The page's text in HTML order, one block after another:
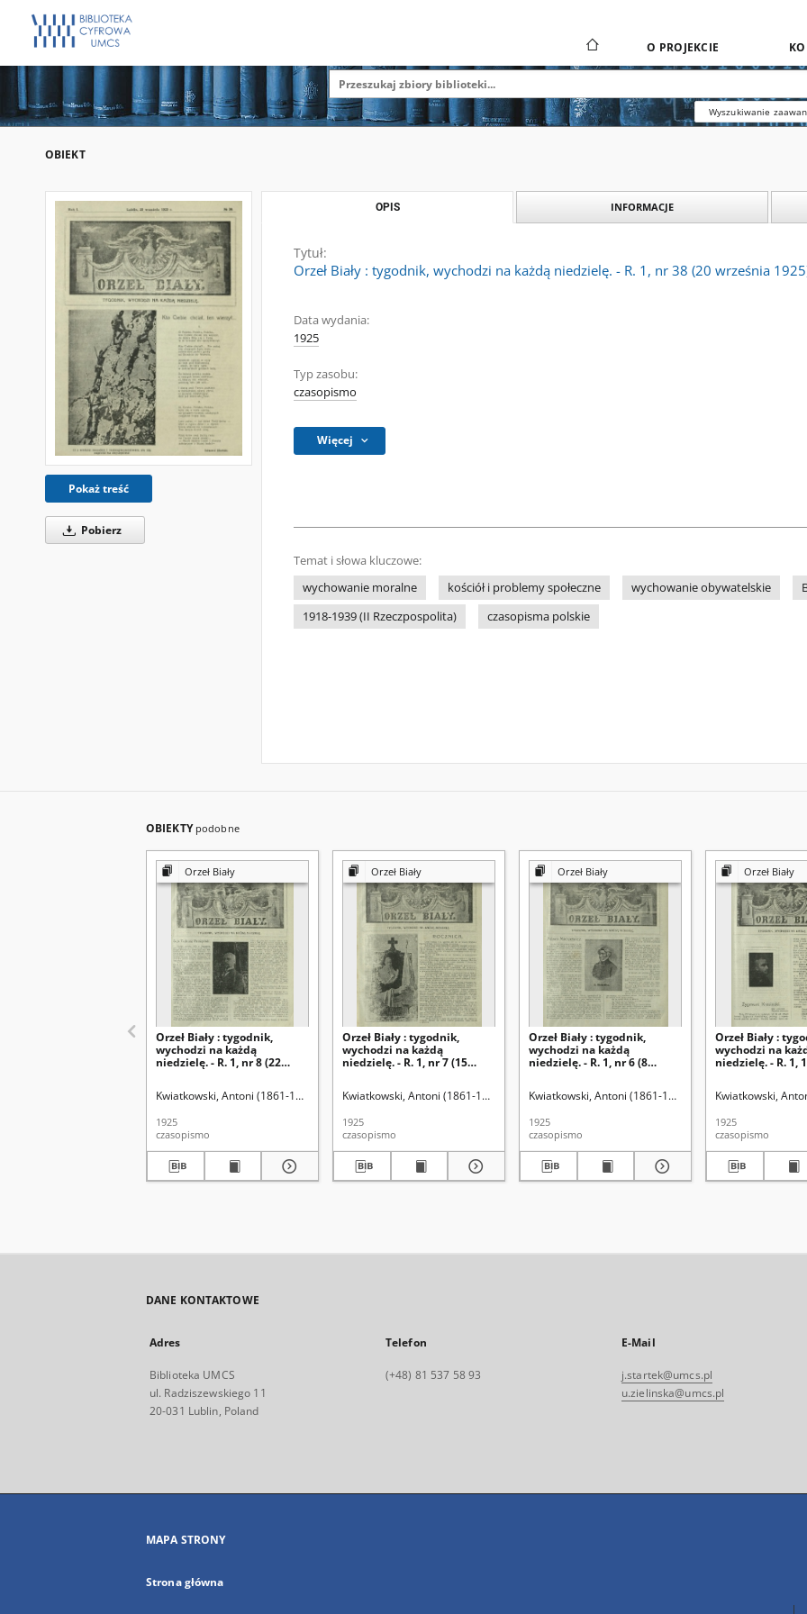
O PROJEKCIE
Wyszukiwanie
OBIEKT
Pokaż treść
Pobierz
OPIS INFORMACJE
Tytuł:
Orzeł Biały : tygodnik, wychodzi na każdą niedzielę. - R. 1, nr 38 (20 września
Data wydania:
1925
Typ zasobu:
czasopismo
Więcej
Temat i słowa kluczowe:
wychowanie moralne
kościół i problemy społeczne wychowanie obywatelskie
1918-1939 (II Rzeczpospolita)
czasopisma polskie
OBIEKTY podobne
Orzeł Biały
Orzeł Biały : tygodnik,
wychodzi na każdą
niedzielę. - R. 1, nr 8 (22
Kwiatkowski, Antoni (1861-1926). Red.
1925
czasopismo
Orzeł Biały
Orzeł Biały : tygodnik,
wychodzi na każdą
niedzielę. - R. 1, nr 7 (15
Kwiatkowski, Antoni (1861-1926). Red.
1925
czasopismo
Orzeł Biały
Orzeł Biały : tygodnik,
wychodzi na każdą
niedzielę. - R. 1, nr 6 (8
Kwiatkowski, Antoni (1861-1926). Red.
1925
czasopismo
Orzeł Biały
Orzeł Biały :
wychodzi na
niedzielę. - R. 1,
Kwiatkowski,
1925
czasopismo
DANE KONTAKTOWE
Adres
Biblioteka UMCS
ul. Radziszewskiego 11
20-031 Lublin, Poland
Telefon
(+48) 81 537 58 93
E-Mail
j.startek@umcs.pl
u.zielinska@umcs.pl
MAPA STRONY
Strona główna